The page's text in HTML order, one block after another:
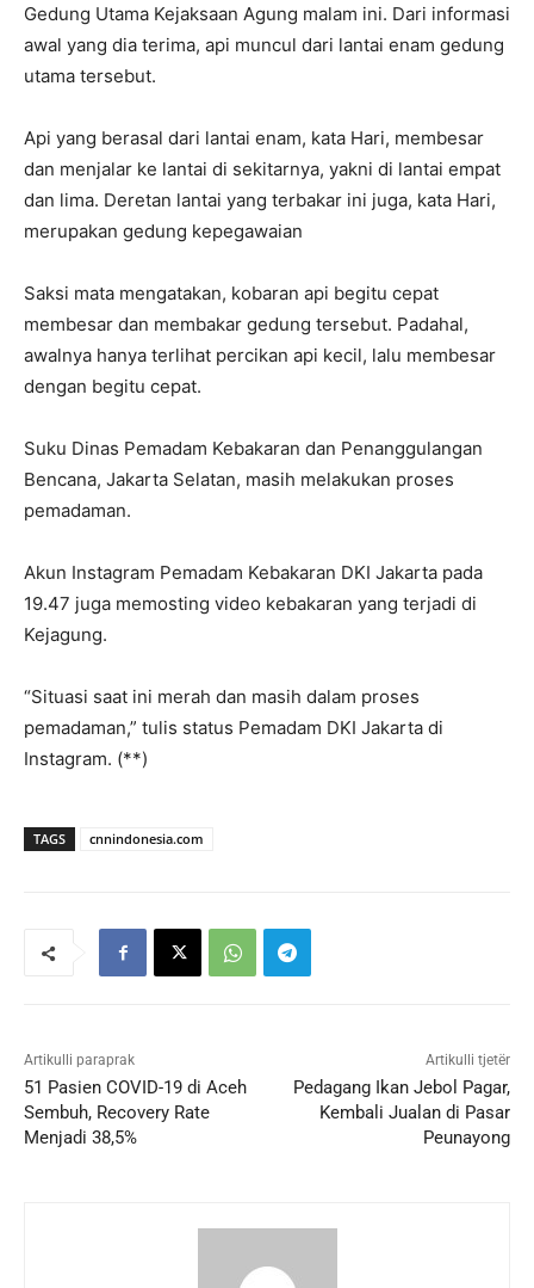
Gedung Utama Kejaksaan Agung malam ini. Dari informasi
awal yang dia terima, api muncul dari lantai enam gedung
utama tersebut.
Api yang berasal dari lantai enam, kata Hari, membesar
dan menjalar ke lantai di sekitarnya, yakni di lantai empat
dan lima. Deretan lantai yang terbakar ini juga, kata Hari,
merupakan gedung kepegawaian
Saksi mata mengatakan, kobaran api begitu cepat
membesar dan membakar gedung tersebut. Padahal,
awalnya hanya terlihat percikan api kecil, lalu membesar
dengan begitu cepat.
Suku Dinas Pemadam Kebakaran dan Penanggulangan
Bencana, Jakarta Selatan, masih melakukan proses
pemadaman.
Akun Instagram Pemadam Kebakaran DKI Jakarta pada
19.47 juga memosting video kebakaran yang terjadi di
Kejagung.
“Situasi saat ini merah dan masih dalam proses
pemadaman,” tulis status Pemadam DKI Jakarta di
Instagram. (**)
TAGS cnnindonesia.com
Artikulli paraprak
51 Pasien COVID-19 di Aceh
Sembuh, Recovery Rate
Menjadi 38,5%
Artikulli tjetër
Pedagang Ikan Jebol Pagar,
Kembali Jualan di Pasar
Peunayong